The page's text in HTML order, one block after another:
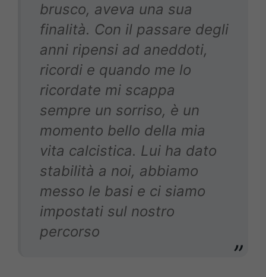
brusco, aveva una sua
finalità. Con il passare degli
anni ripensi ad aneddoti,
ricordi e quando me lo
ricordate mi scappa
sempre un sorriso, è un
momento bello della mia
vita calcistica. Lui ha dato
stabilità a noi, abbiamo
messo le basi e ci siamo
impostati sul nostro
percorso